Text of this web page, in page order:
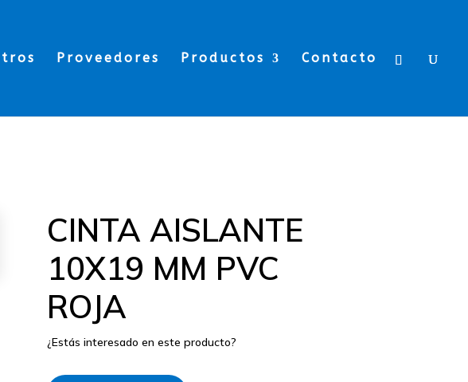
Proveedores Productos Contacto
CINTA AISLANTE
10X19 MM PVC
ROJA
¿Estás interesado en este producto?